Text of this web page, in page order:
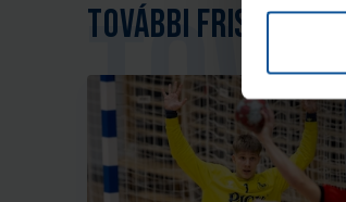
További friss hírek